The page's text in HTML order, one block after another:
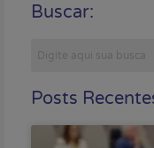
Buscar:
Posts